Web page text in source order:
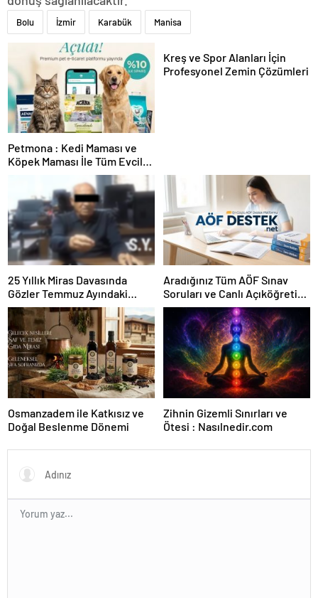
Bolu İzmir Karabük Manisa
Petmona : Kedi Maması ve
Köpek Maması İle Tüm Evcil
Kreş ve Spor Alanları İçin
Profesyonel Zemin Çözümleri
25 Yıllık Miras Davasında
Gözler Temmuz Ayındaki
Karar Duruşmasına Çevrildi
Aradığınız Tüm AÖF Sınav
Soruları ve Canlı Açıköğretim
Forumu Burada
Osmanzadem ile Katkısız ve
Doğal Beslenme Dönemi
Zihnin Gizemli Sınırları ve
Ötesi : Nasılnedir.com